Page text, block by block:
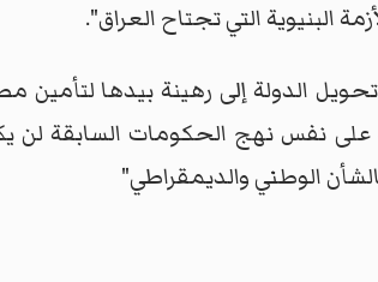
البنيوية التي تجتاح العراق".
الدولة إلى رهينة بيدها لتأمين
على نفس نهج الحكومات السابقة لن
الوطني والديمقراطي"